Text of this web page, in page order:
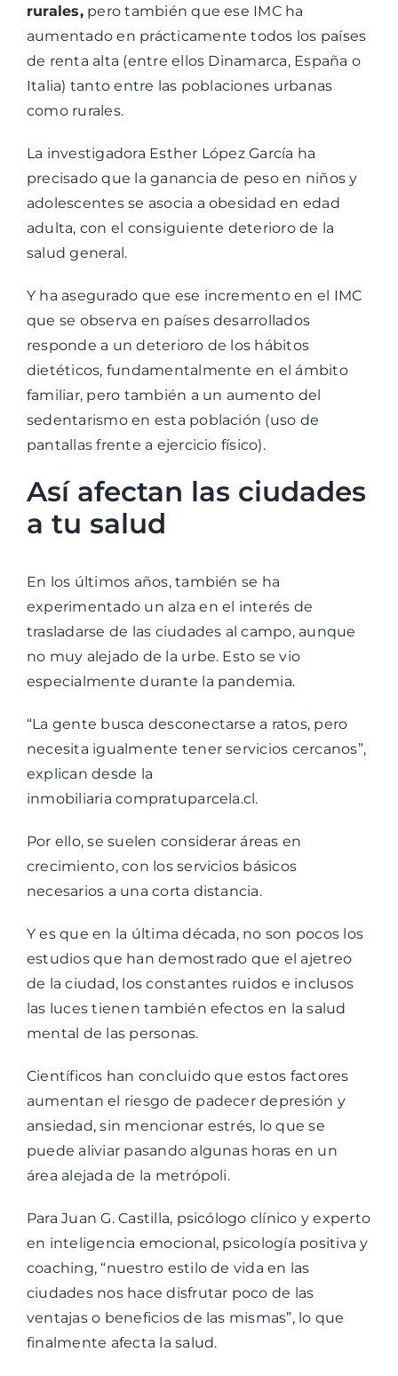
rurales,pero también que ese IMC ha
aumentado en prácticamente todos los países
de renta alta (entre ellos Dinamarca, España o
Italia) tanto entre las poblaciones urbanas
como rurales.
La investigadora Esther López García ha
precisado que la ganancia de peso en niños y
adolescentes se asocia a obesidad en edad
adulta, con el consiguiente deterioro de la
salud general.
Y ha asegurado que ese incremento en el IMC
que se observa en países desarrollados
responde a un deterioro de los hábitos
dietéticos, fundamentalmente en el ámbito
familiar, pero también a un aumento del
sedentarismo en esta población (uso de
pantallas frente a ejercicio físico).
Así afectan las ciudades
a tu salud
En los últimos años, también se ha
experimentado un alza en el interés de
trasladarse de las ciudades al campo, aunque
no muy alejado de la urbe. Esto se vio
especialmente durante la pandemia.
“La gente busca desconectarse a ratos, pero
necesita igualmente tener servicios cercanos”,
explican desde la
inmobiliariacompratuparcela.cl .
Por ello, se suelen considerar áreas en
crecimiento, con los servicios básicos
necesarios a una corta distancia.
Y es que en la última década, no son pocos los
estudios que han demostrado que el ajetreo
de la ciudad, los constantes ruidos e inclusos
las luces tienen también efectos en la salud
mental de las personas.
Científicos han concluido que estos factores
aumentan el riesgo de padecer depresión y
ansiedad, sin mencionar estrés, lo que se
puede aliviar pasando algunas horas en un
área alejada de la metrópoli.
Para Juan G. Castilla, psicólogo clínico y experto
en inteligencia emocional, psicología positiva y
coaching, “nuestro estilo de vida en las
ciudades nos hace disfrutar poco de las
ventajas o beneficios de las mismas”, lo que
finalmente afecta la salud.